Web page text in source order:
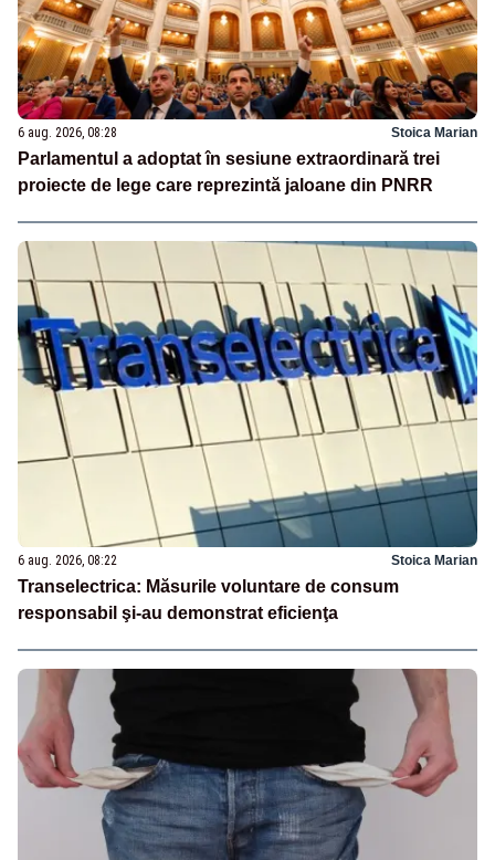
6 aug. 2026, 08:28 Stoica Marian
Parlamentul a adoptat în sesiune extraordinară trei
proiecte de lege care reprezintă jaloane din PNRR
6 aug. 2026, 08:22 Stoica Marian
Transelectrica: Măsurile voluntare de consum
responsabil şi-au demonstrat eficienţa